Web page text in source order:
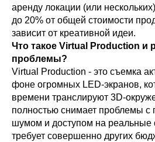
аренду локации (или
до 20% от общей стоимости
зависит от креативной идеи.
Что такое Virtual Production и
проблемы?
Virtual Production - это съемка
фоне огромных LED-экранов,
времени транслируют 3D-
полностью снимает проблемы с
шумом и доступом на реальные
требует совершенно других